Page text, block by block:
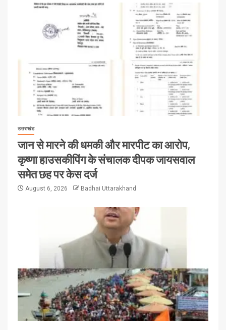
उत्तराखंड
जान से मारने की धमकी और मारपीट का आरोप,
कृष्णा हाउसकीपिंग के संचालक दीपक जायसवाल
समेत छह पर केस दर्ज
August 6, 2026 Badhai Uttarakhand